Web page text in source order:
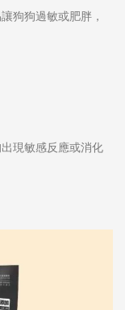
狗狗過敏或肥胖，
現敏感反應或消化